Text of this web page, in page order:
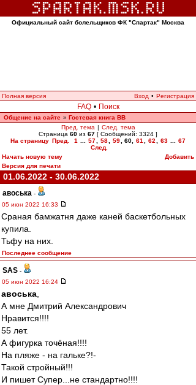
Официальный сайт болельщиков ФК "Спартак" Москва
Полная версия Вход • Регистрация
FAQ • Поиск
Общение на сайте » Гостевая книга ВВ
Пред. тема | След. тема
Страница 60 из 67 [ Сообщений: 3324 ]
На страницу Пред. 1 57 58 59 60 61 62 63
67
След.
Начать новую тему
Добавить
Версия для печати
01.06.2022 - 30.06.2022
авоська -
05 июн 2022 16:33
Сраная бамжатня даже каней баскетбольных
купила.
Тьфу на них.
Последнее сообщение
SAS -
05 июн 2022 16:24
авоська
А мне Дмитрий Александрович
Нравится!!!!
55 лет.
А фигурка точёная!!!!
На пляже - на гальке?!-
Такой стройный!!!
И пишет Супер...не стандартно!!!!